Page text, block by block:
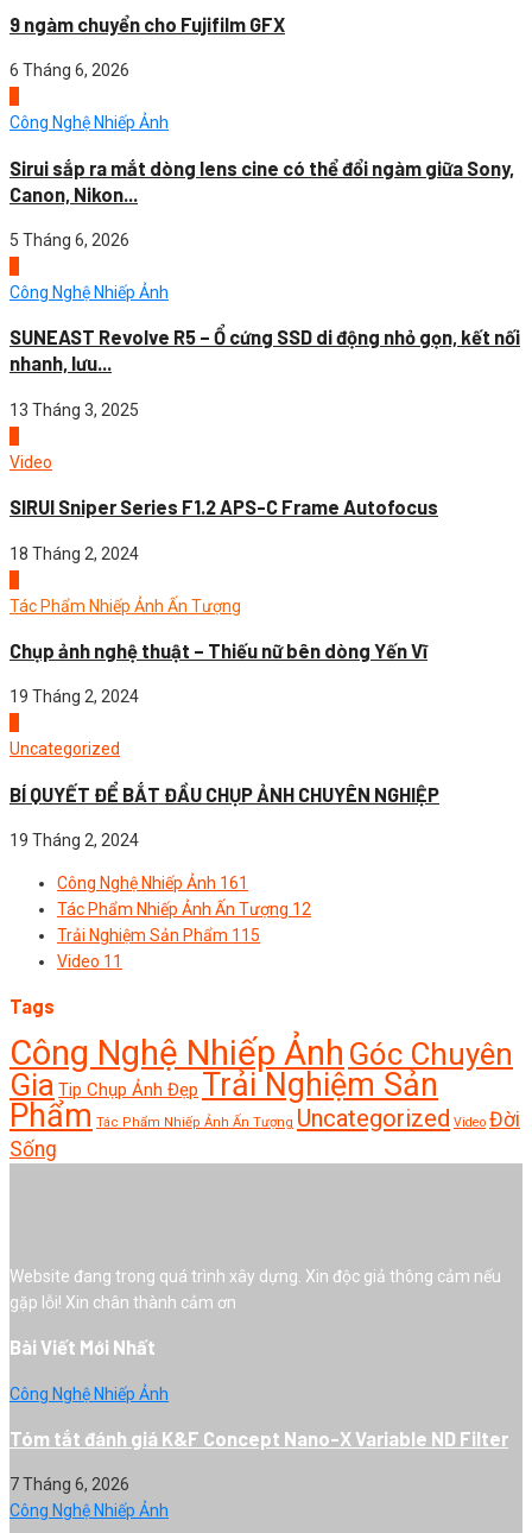
9 ngàm chuyển cho Fujifilm GFX
6 Tháng 6, 2026
Công Nghệ Nhiếp Ảnh
Sirui sắp ra mắt dòng lens cine có thể đổi ngàm giữa Sony,
Canon, Nikon...
5 Tháng 6, 2026
Công Nghệ Nhiếp Ảnh
SUNEAST Revolve R5 – Ổ cứng SSD di động nhỏ gọn, kết nối
nhanh, lưu...
13 Tháng 3, 2025
Video
SIRUI Sniper Series F1.2 APS-C Frame Autofocus
18 Tháng 2, 2024
Tác Phẩm Nhiếp Ảnh Ấn Tượng
Chụp ảnh nghệ thuật – Thiếu nữ bên dòng Yến Vĩ
19 Tháng 2, 2024
Uncategorized
BÍ QUYẾT ĐỂ BẮT ĐẦU CHỤP ẢNH CHUYÊN NGHIỆP
19 Tháng 2, 2024
Công Nghệ Nhiếp Ảnh 161
Tác Phẩm Nhiếp Ảnh Ấn Tượng 12
Trải Nghiệm Sản Phẩm 115
Video 11
Tags
Công Nghệ Nhiếp Ảnh Góc Chuyên
Gia Tip Chụp Ảnh Đẹp Trải Nghiệm Sản
Phẩm Tác Phẩm Nhiếp Ảnh Ấn Tượng Uncategorized Video Đời
Sống
Website đang trong quá trình xây dựng. Xin độc giả thông cảm nếu
gặp lỗi! Xin chân thành cảm ơn
Bài Viết Mới Nhất
Công Nghệ Nhiếp Ảnh
Tóm tắt đánh giá K&F Concept Nano-X Variable ND Filter
7 Tháng 6, 2026
Công Nghệ Nhiếp Ảnh